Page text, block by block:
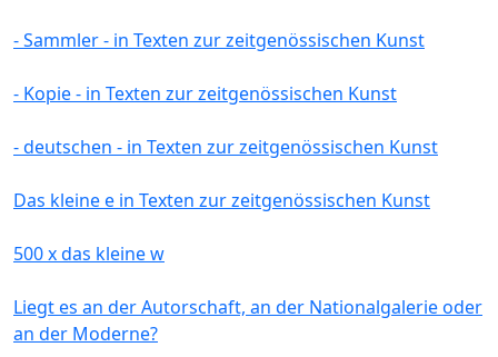
- Sammler - in Texten zur zeitgenössischen Kunst
- Kopie - in Texten zur zeitgenössischen Kunst
- deutschen - in Texten zur zeitgenössischen Kunst
Das kleine e in Texten zur zeitgenössischen Kunst
500 x das kleine w
Liegt es an der Autorschaft, an der Nationalgalerie oder
an der Moderne?